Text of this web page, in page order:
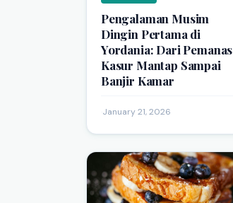
Pengalaman Musim
Dingin Pertama di
Yordania: Dari Pemanas
Kasur Mantap Sampai
Banjir Kamar
January 21, 2026